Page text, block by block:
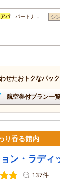
アパパートナ… シ
せたおトクなパッ
航空券付プラン一
り香る館内
ン・ラディ
137件